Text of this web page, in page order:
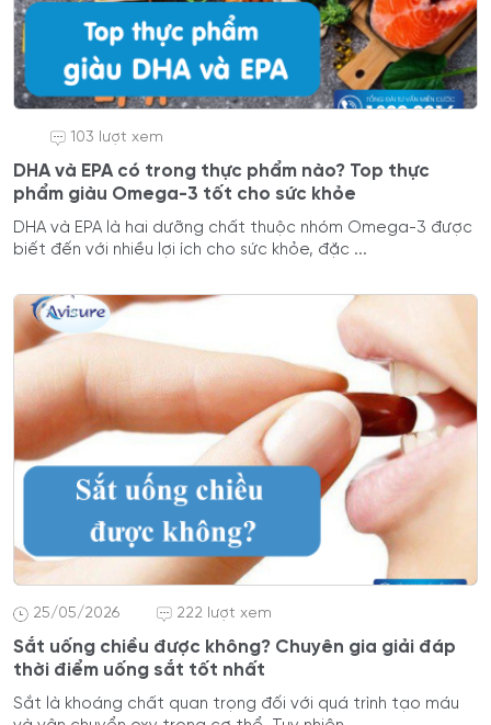
103 lượt xem
DHA và EPA có trong thực phẩm nào? Top thực
phẩm giàu Omega-3 tốt cho sức khỏe
DHA và EPA là hai dưỡng chất thuộc nhóm Omega-3 được
biết đến với nhiều lợi ích cho sức khỏe, đặc ...
25/05/2026 222 lượt xem
Sắt uống chiều được không? Chuyên gia giải đáp
thời điểm uống sắt tốt nhất
Sắt là khoáng chất quan trọng đối với quá trình tạo máu